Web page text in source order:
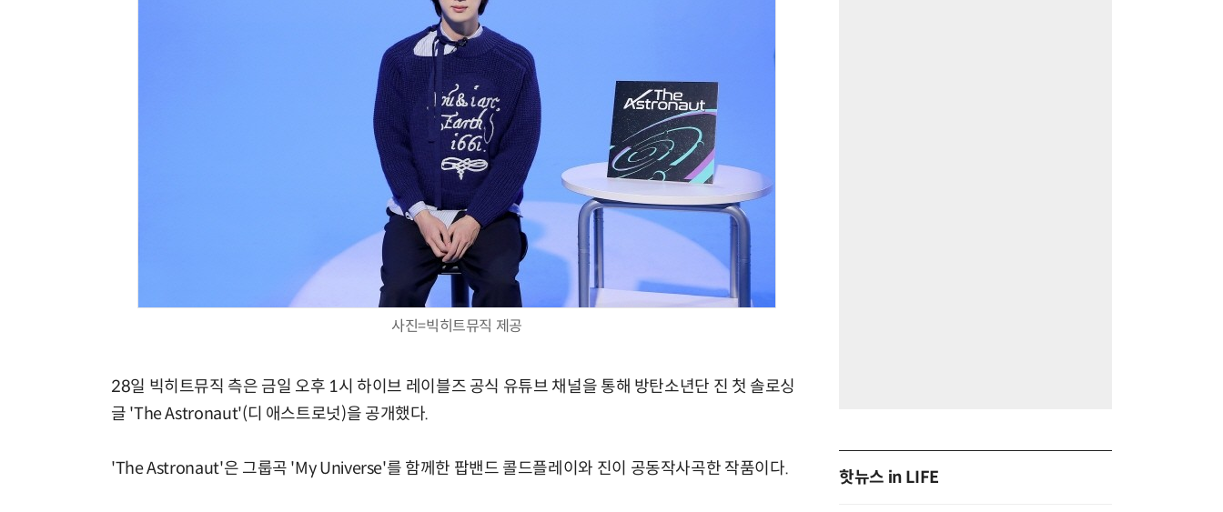
사진=빅히트뮤직 제공
28일 빅히트뮤직 측은 금일 오후 1시 하이브 레이블즈 공식 유튜브 채널을 통해 방탄소년단 진 첫 솔로싱
글 'The Astronaut'(디 애스트로넛)을 공개했다.
'The Astronaut'은 그룹곡 'My Universe'를 함께한 팝밴드 콜드플레이와 진이 공동작사곡한 작품이다. 핫뉴스 in LIFE